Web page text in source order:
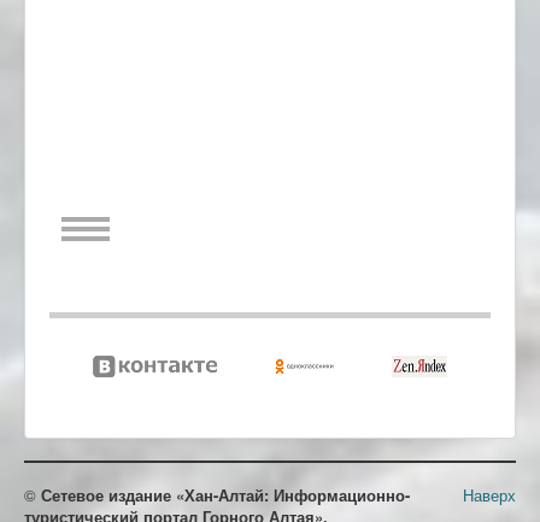
Наверх
© Сетевое издание «Хан-Алтай: Информационно-
туристический портал Горного Алтая».